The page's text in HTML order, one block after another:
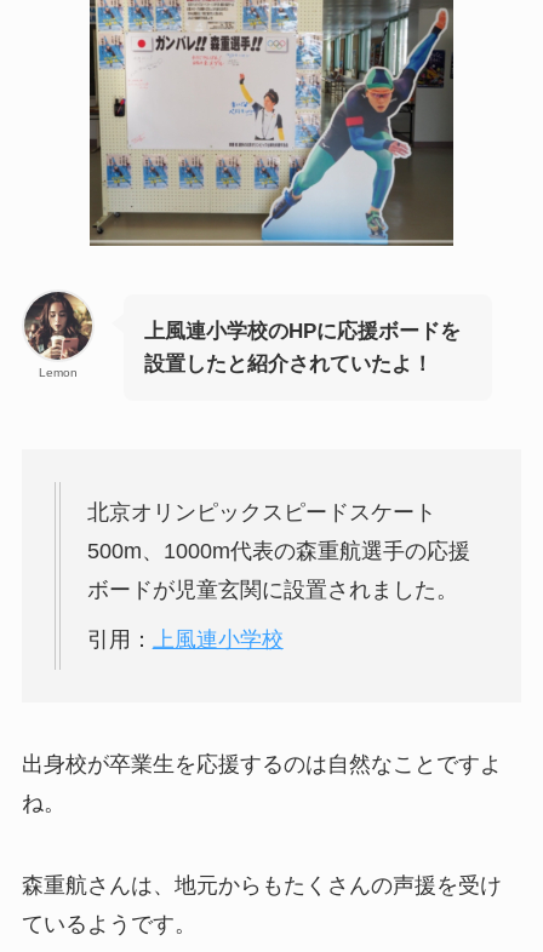
Lemon
上風連小学校のHPに応援ボードを
設置したと紹介されていたよ！
北京オリンピックスピードスケート
500m、1000m代表の森重航選手の応援
ボードが児童玄関に設置されました。
引用： 上風連小学校
出身校が卒業生を応援するのは自然なことですよ
ね。
森重航さんは、地元からもたくさんの声援を受け
ているようです。